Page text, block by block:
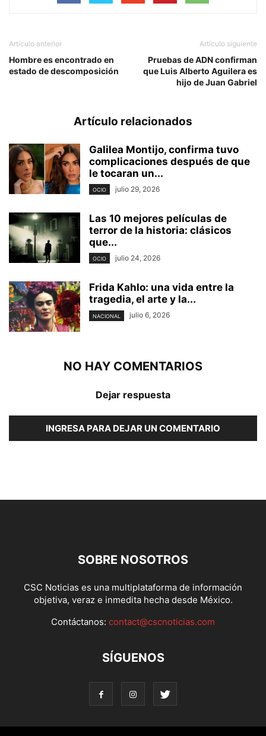
Artículo anterior
Hombre es encontrado en
estado de descomposición
Artículo siguiente
Pruebas de ADN confirman
que Luis Alberto Aguilera es
hijo de Juan Gabriel
Artículo relacionados
Galilea Montijo, confirma tuvo
complicaciones después de que
le tocaran un...
OCIO julio 29, 2026
Las 10 mejores películas de
terror de la historia: clásicos
que...
OCIO julio 24, 2026
Frida Kahlo: una vida entre la
tragedia, el arte y la...
NACIONAL julio 6, 2026
NO HAY COMENTARIOS
Dejar respuesta
INGRESA PARA DEJAR UN COMENTARIO
SOBRE NOSOTROS
CSC Noticias es una multiplataforma de información
objetiva, veraz e inmedita hecha desde México.
Contáctanos: contact@cscnoticias.com
SÍGUENOS